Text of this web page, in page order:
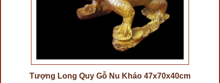
Tượng Long Quy Gỗ Nu Kháo 47x70x40cm